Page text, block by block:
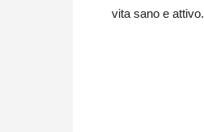
vita sano e attivo.